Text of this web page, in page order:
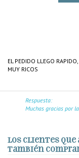
EL PEDIDO LLEGO
MUY RICOS
Respuesta:
Muchas gracias por
Los clientes
también